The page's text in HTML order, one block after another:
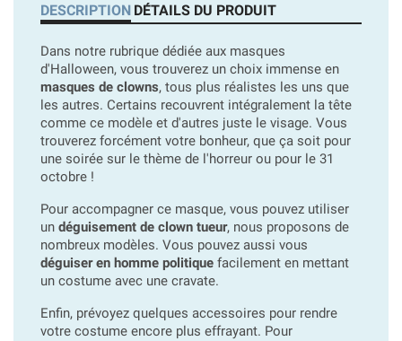
DESCRIPTION DÉTAILS DU PRODUIT
Dans notre rubrique dédiée aux masques
d'Halloween, vous trouverez un choix immense en
masques de clowns, tous plus réalistes les uns que
les autres. Certains recouvrent intégralement la tête
comme ce modèle et d'autres juste le visage. Vous
trouverez forcément votre bonheur, que ça soit pour
une soirée sur le thème de l'horreur ou pour le 31
octobre !
Pour accompagner ce masque, vous pouvez utiliser
un déguisement de clown tueur, nous proposons de
nombreux modèles. Vous pouvez aussi vous
déguiser en homme politique facilement en mettant
un costume avec une cravate.
Enfin, prévoyez quelques accessoires pour rendre
votre costume encore plus effrayant. Pour